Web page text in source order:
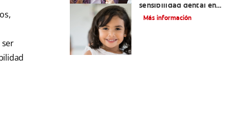
sensibilidad dental en
niños
Más información